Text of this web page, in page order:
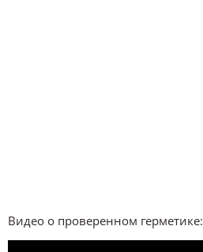
Видео о проверенном герметике: